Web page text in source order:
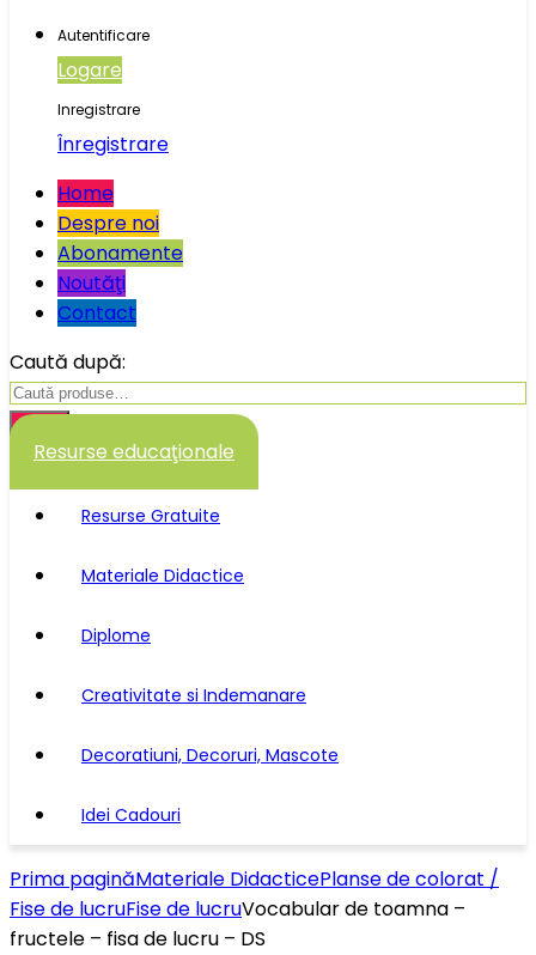
Autentificare
Logare
Inregistrare
Înregistrare
Home
Despre noi
Abonamente
Noutăţi
Contact
Caută după:
Caută
Resurse educaţionale
Resurse Gratuite
Materiale Didactice
Diplome
Creativitate si Indemanare
Decoratiuni, Decoruri, Mascote
Idei Cadouri
Prima paginăMateriale DidacticePlanse de colorat /
Fise de lucruFise de lucruVocabular de toamna –
fructele – fisa de lucru – DS